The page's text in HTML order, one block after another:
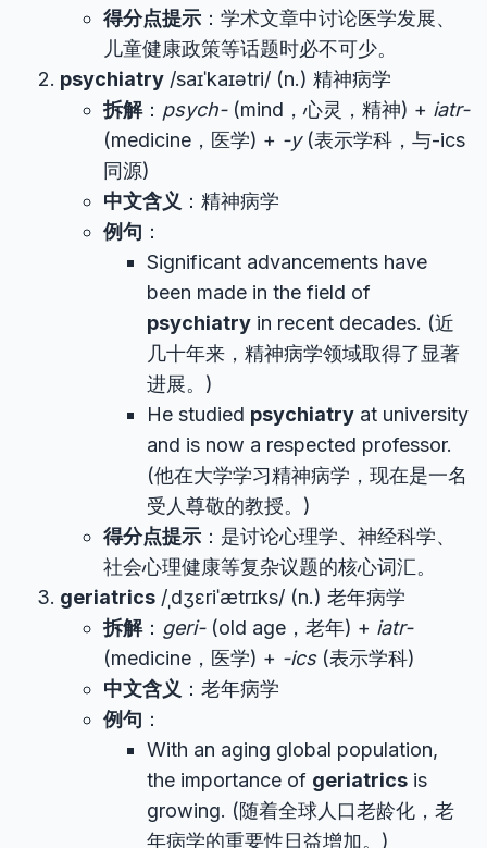
得分点提示 ：学术文章中讨论医学发展、
儿童健康政策等话题时必不可少。
psychiatry /saɪˈkaɪətri/ (n.) 精神病学
拆解： psych-(mind，心灵，精神) + iatr-
(medicine，医学) + -y(表示学科，与-ics
同源)
中文含义 ：精神病学
例句 ：
Significant advancements have
been made in the field of
psychiatry in recent decades. (近
几十年来，精神病学领域取得了显著
进展。)
He studied psychiatry at university
and is now a respected professor.
(他在大学学习精神病学，现在是一名
受人尊敬的教授。)
得分点提示 ：是讨论心理学、神经科学、
社会心理健康等复杂议题的核心词汇。
geriatrics /ˌdʒɛriˈætrɪks/ (n.) 老年病学
拆解： geri-(old age，老年) + iatr-
(medicine，医学) + -ics(表示学科)
中文含义 ：老年病学
例句 ：
With an aging global population,
the importance of geriatrics is
growing. (随着全球人口老龄化，老
年病学的重要性日益增加。)